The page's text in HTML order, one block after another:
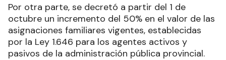
Por otra parte, se decretó a partir del 1 de
octubre un incremento del 50% en el valor de las
asignaciones familiares vigentes, establecidas
por la Ley 1.646 para los agentes activos y
pasivos de la administración pública provincial.